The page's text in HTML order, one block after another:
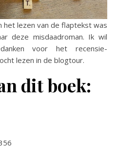
deze misdaadroman. Ik wil
voor het recensie-
lezen in de blogtour.
dit boek: